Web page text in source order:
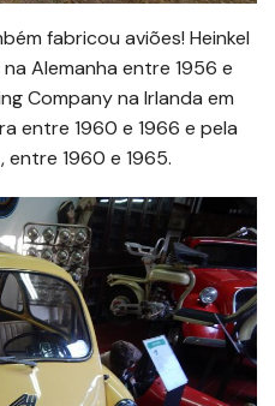
fabricou aviões! Heinkel
Alemanha entre 1956 e
Company na Irlanda em
entre 1960 e 1966 e pela
entre 1960 e 1965.